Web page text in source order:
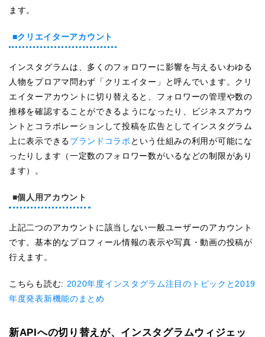
ます。
■クリエイターアカウント
インスタグラムは、多くのフォロワーに影響を与えるいわゆる
人物をプロアマ問わず「クリエイター」と呼んでいます。クリ
エイターアカウントに切り替えると、フォロワーの管理や数の
推移を確認することができるようになったり、ビジネスアカウ
ントとコラボレーションして投稿を広告としてインスタグラム
上に表示できるブランドコラボ という仕組みの利用が可能にな
ったりします（一定数のフォロワー数がいるなどの制限があり
ます）。
■個人用アカウント
上記二つのアカウントに該当しない一般ユーザーのアカウント
です。基本的なプロフィール情報の表示や写真・動画の投稿が
行えます。
こちらも読む: 2020年度インスタグラム注目のトピックと2019
年度発表新機能のまとめ
新APIへの切り替えが、インスタグラムウィジェッ